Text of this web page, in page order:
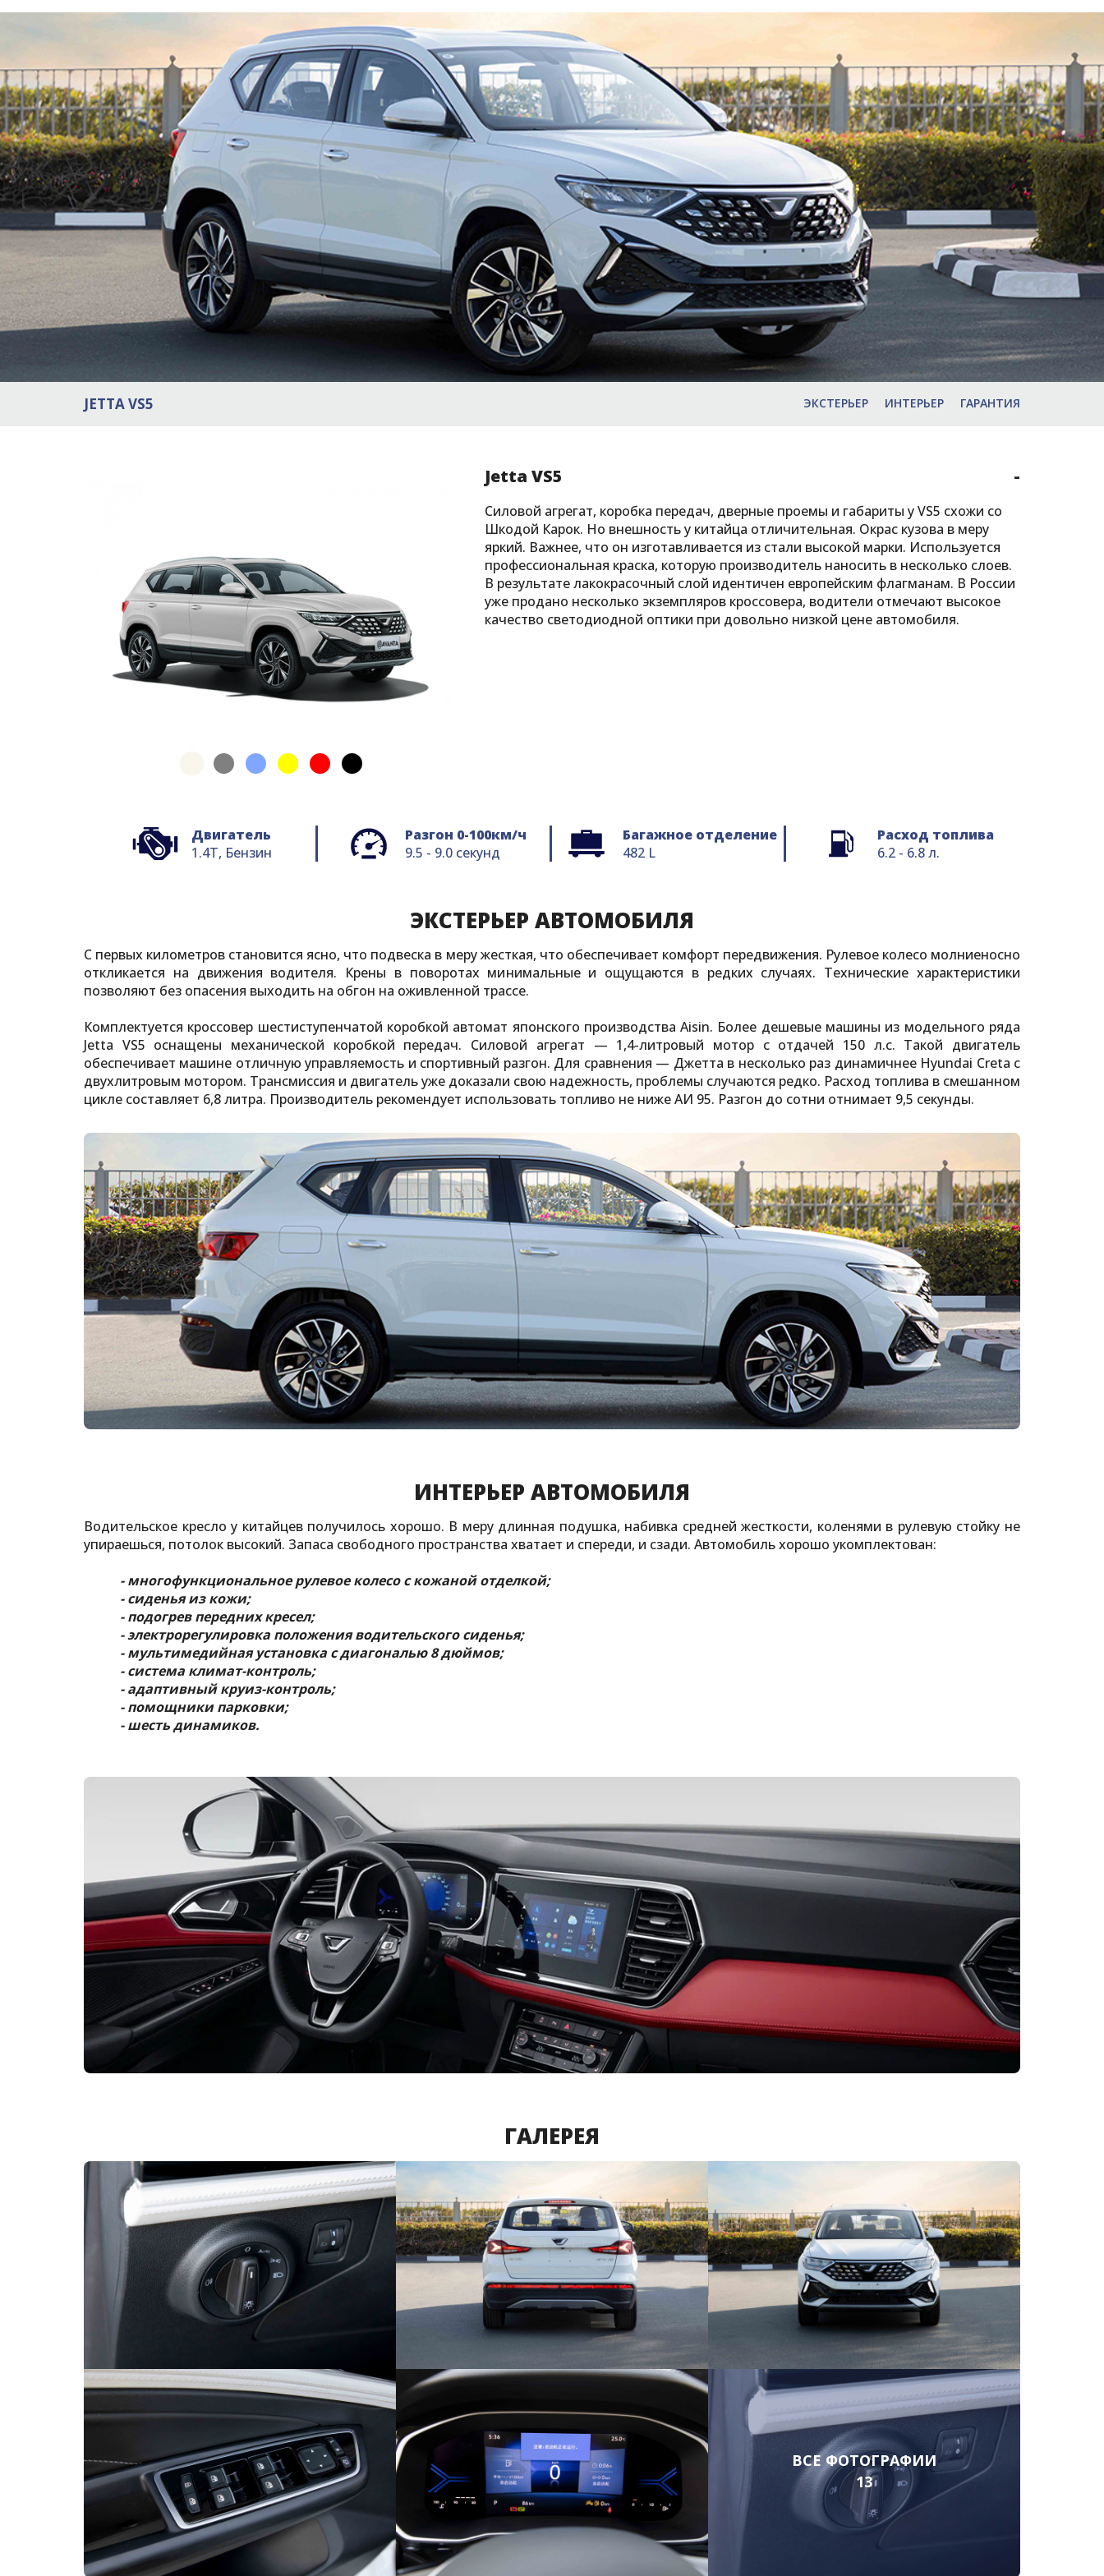
JETTA VS5 ЭКСТЕРЬЕР ИНТЕРЬЕР ГАРАНТИЯ
Jetta VS5 -
Силовой агрегат, коробка передач, дверные проемы и габариты у VS5 схожи со
Шкодой Карок. Но внешность у китайца отличительная. Окрас кузова в меру
яркий. Важнее, что он изготавливается из стали высокой марки. Используется
профессиональная краска, которую производитель наносить в несколько слоев.
В результате лакокрасочный слой идентичен европейским флагманам. В России
уже продано несколько экземпляров кроссовера, водители отмечают высокое
качество светодиодной оптики при довольно низкой цене автомобиля.
Двигатель
1.4T, Бензин
Разгон 0-100км/ч
9.5 - 9.0 секунд
Багажное отделение
482 L
Расход топлива
6.2 - 6.8 л.
ЭКСТЕРЬЕР АВТОМОБИЛЯ
С первых километров становится ясно, что подвеска в меру жесткая, что обеспечивает комфорт передвижения. Рулевое колесо молниеносно
откликается на движения водителя. Крены в поворотах минимальные и ощущаются в редких случаях. Технические характеристики
позволяют без опасения выходить на обгон на оживленной трассе.
Комплектуется кроссовер шестиступенчатой коробкой автомат японского производства Aisin. Более дешевые машины из модельного ряда
Jetta VS5 оснащены механической коробкой передач. Силовой агрегат — 1,4-литровый мотор с отдачей 150 л.с. Такой двигатель
обеспечивает машине отличную управляемость и спортивный разгон. Для сравнения — Джетта в несколько раз динамичнее Hyundai Creta с
двухлитровым мотором. Трансмиссия и двигатель уже доказали свою надежность, проблемы случаются редко. Расход топлива в смешанном
цикле составляет 6,8 литра. Производитель рекомендует использовать топливо не ниже АИ 95. Разгон до сотни отнимает 9,5 секунды.
ИНТЕРЬЕР АВТОМОБИЛЯ
Водительское кресло у китайцев получилось хорошо. В меру длинная подушка, набивка средней жесткости, коленями в рулевую стойку не
упираешься, потолок высокий. Запаса свободного пространства хватает и спереди, и сзади. Автомобиль хорошо укомплектован:
- многофункциональное рулевое колесо с кожаной отделкой;
- сиденья из кожи;
- подогрев передних кресел;
- электрорегулировка положения водительского сиденья;
- мультимедийная установка с диагональю 8 дюймов;
- система климат-контроль;
- адаптивный круиз-контроль;
- помощники парковки;
- шесть динамиков.
ГАЛЕРЕЯ
ВСЕ ФОТОГРАФИИ
13